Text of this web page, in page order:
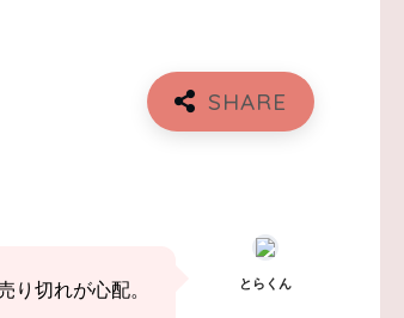
り切れが心配。 とらくん